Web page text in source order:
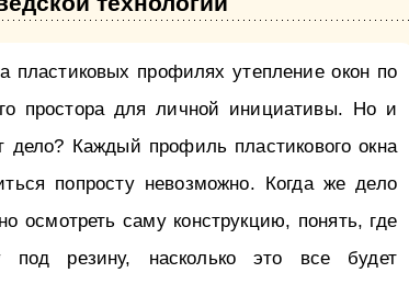
пластиковых профилях утепление окон по
простора для личной инициативы. Но и
Каждый профиль пластикового окна
попросту невозможно. Когда же дело
осмотреть саму конструкцию, понять, где
под резину, насколько это все будет